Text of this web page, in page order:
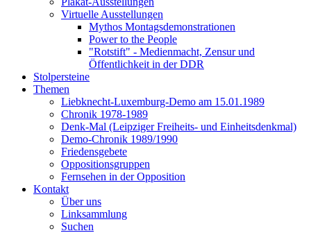
Virtuelle Ausstellungen
Mythos Montagsdemonstrationen
Power to the People
"Rotstift" - Medienmacht, Zensur und
Öffentlichkeit in der DDR
Stolpersteine
Themen
Liebknecht-Luxemburg-Demo am 15.01.1989
Chronik 1978-1989
Denk-Mal (Leipziger Freiheits- und Einheitsdenkmal)
Demo-Chronik 1989/1990
Friedensgebete
Oppositionsgruppen
Fernsehen in der Opposition
Kontakt
Über uns
Linksammlung
Suchen